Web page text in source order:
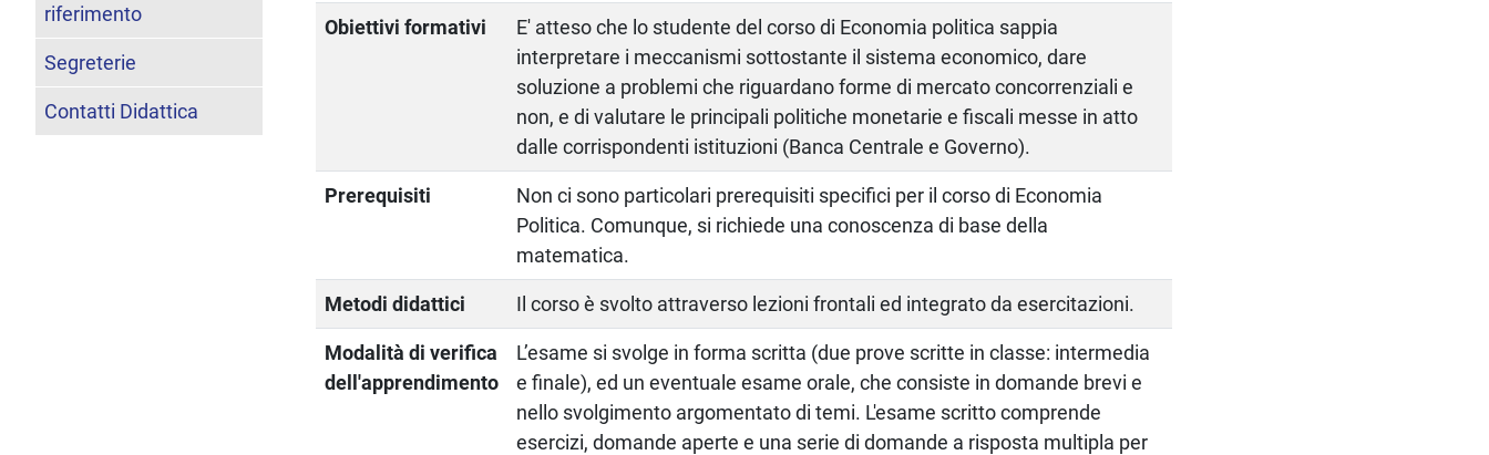
Obiettivi formativi
E' atteso che lo studente del corso di Economia politica sappia
interpretare i meccanismi sottostante il sistema economico, dare
soluzione a problemi che riguardano forme di mercato concorrenziali e
non, e di valutare le principali politiche monetarie e fiscali messe in atto
dalle corrispondenti istituzioni (Banca Centrale e Governo).
Prerequisiti
Non ci sono particolari prerequisiti specifici per il corso di Economia
Politica. Comunque, si richiede una conoscenza di base della
matematica.
Metodi didattici Il corso è svolto attraverso lezioni frontali ed integrato da esercitazioni.
Modalità di verifica
dell'apprendimento
L’esame si svolge in forma scritta (due prove scritte in classe: intermedia
e finale), ed un eventuale esame orale, che consiste in domande brevi e
nello svolgimento argomentato di temi. L'esame scritto comprende
esercizi, domande aperte e una serie di domande a risposta multipla per
riferimento
Segreterie
Contatti Didattica